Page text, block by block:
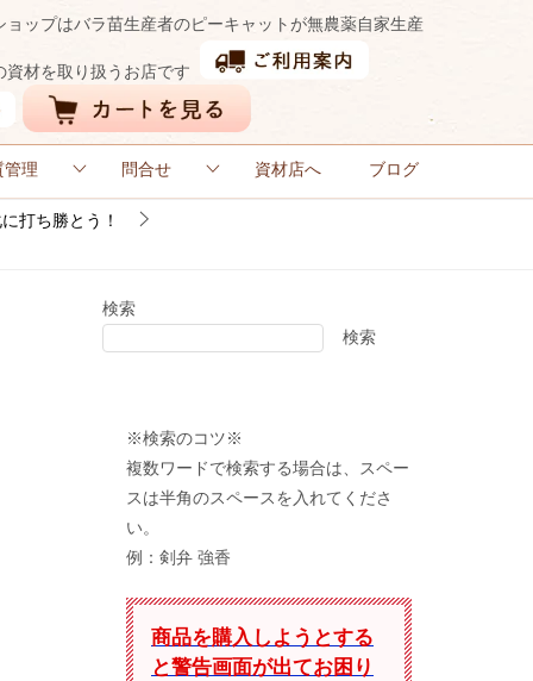
ョップはバラ苗生産者のピーキャットが無農薬自家生産
材を取り扱うお店です
管理 問合せ 資材店へ ブログ
打ち勝とう！
検索
検索
※検索のコツ※
複数ワードで検索する場合は、スペー
スは半角のスペースを入れてくださ
い。
例：剣弁 強香
商品を購入しようとする
と警告画面が出てお困り